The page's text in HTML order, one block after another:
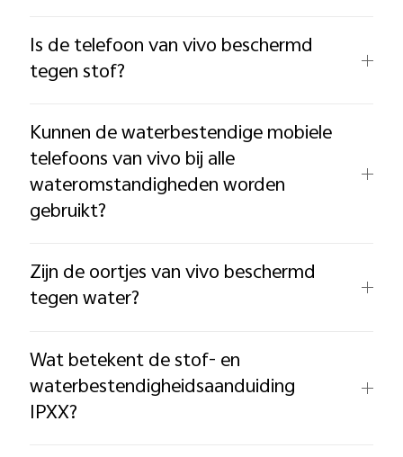
Is de telefoon van vivo beschermd
tegen stof?
Kunnen de waterbestendige mobiele
telefoons van vivo bij alle
wateromstandigheden worden
gebruikt?
Zijn de oortjes van vivo beschermd
tegen water?
Wat betekent de stof- en
waterbestendigheidsaanduiding
IPXX?